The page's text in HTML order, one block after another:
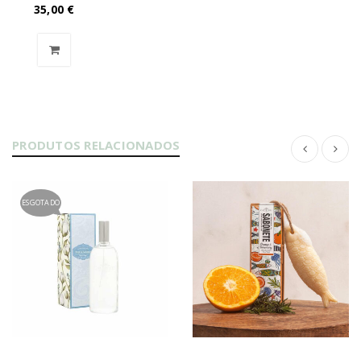
35,00 €
PRODUTOS RELACIONADOS
ESGOTADO